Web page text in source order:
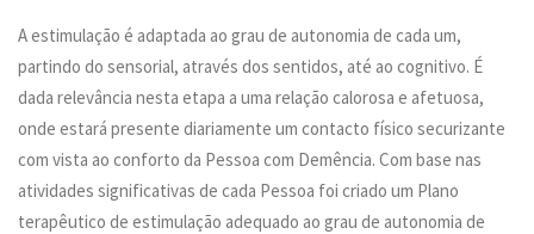
A estimulação é adaptada ao grau de autonomia de cada um,
partindo do sensorial, através dos sentidos, até ao cognitivo. É
dada relevância nesta etapa a uma relação calorosa e afetuosa,
onde estará presente diariamente um contacto físico securizante
com vista ao conforto da Pessoa com Demência. Com base nas
atividades significativas de cada Pessoa foi criado um Plano
terapêutico de estimulação adequado ao grau de autonomia de